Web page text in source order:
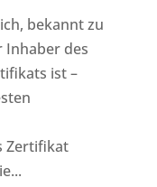
bekannt zu
Inhaber des
ist –
Zertifikat